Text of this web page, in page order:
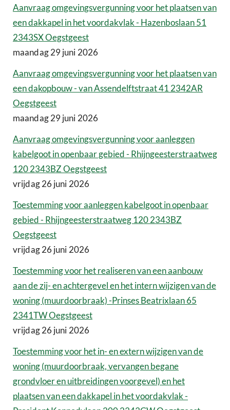
Aanvraag omgevingsvergunning voor het plaatsen van
een dakkapel in het voordakvlak - Hazenboslaan 51
2343SX Oegstgeest
maandag 29 juni 2026
Aanvraag omgevingsvergunning voor het plaatsen van
een dakopbouw - van Assendelftstraat 41 2342AR
Oegstgeest
maandag 29 juni 2026
Aanvraag omgevingsvergunning voor aanleggen
kabelgoot in openbaar gebied - Rhijngeesterstraatweg
120 2343BZ Oegstgeest
vrijdag 26 juni 2026
Toestemming voor aanleggen kabelgoot in openbaar
gebied - Rhijngeesterstraatweg 120 2343BZ
Oegstgeest
vrijdag 26 juni 2026
Toestemming voor het realiseren van een aanbouw
aan de zij- en achtergevel en het intern wijzigen van de
woning (muurdoorbraak) -Prinses Beatrixlaan 65
2341TW Oegstgeest
vrijdag 26 juni 2026
Toestemming voor het in- en extern wijzigen van de
woning (muurdoorbraak, vervangen begane
grondvloer en uitbreidingen voorgevel) en het
plaatsen van een dakkapel in het voordakvlak -